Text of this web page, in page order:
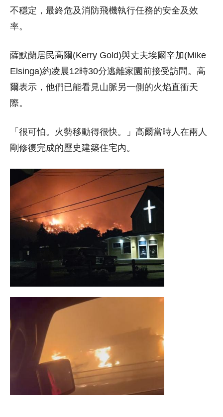
不穩定，最終危及消防飛機執行任務的安全及效
率。
薩默蘭居民高爾(Kerry Gold)與丈夫埃爾辛加(Mike
Elsinga)約凌晨12時30分逃離家園前接受訪問。高
爾表示，他們已能看見山脈另一側的火焰直衝天
際。
「很可怕。火勢移動得很快。」高爾當時人在兩人
剛修復完成的歷史建築住宅內。